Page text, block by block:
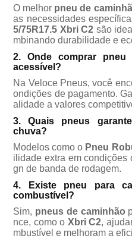
O melhor pneu de
as necessidades
5/75R17.5 Xbri C2 são
mbinando durabilidade e
2. Onde comprar
acessível?
Na Veloce Pneus, você
ondições de pagamento.
alidade a valores
3. Quais pneus
chuva?
Modelos como o Pneu
ilidade extra em
gn de banda de rodagem.
4. Existe pneu para
combustível?
Sim, pneus de caminhão
nce, como o Xbri C2,
mbustível e melhoram a